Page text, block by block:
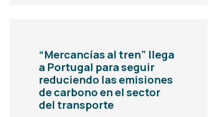
“Mercancías al tren” llega
a Portugal para seguir
reduciendo las emisiones
de carbono en el sector
del transporte